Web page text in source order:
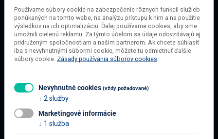
O SPOLOČNOSTI
O našej spoločnosti
Obchodné podmienky
Ochrana osobných údajov
Blog
Všetko o nákupe
Používame súbory cookie na zabezpečenie rôznych funkcií služieb
ponúkaných na tomto webe, na analýzu prístupu k nim a na použitie
výsledkov na ich optimalizáciu. Ďalej používame cookies, aby sme
umožnili cielenú reklamu. Za týmto účelom sa údaje odovzdávajú aj
pridruženým spoločnostiam a našim partnerom. Ak chcete súhlasiť
iba s nevyhnutnými súbormi cookie, môžete tu odmietnuť ďalšie
súbory cookie. Zásady používania súborov cookies
Nevyhnutné cookies (vždy požadované)
2 služby
Marketingové informácie
1 služba